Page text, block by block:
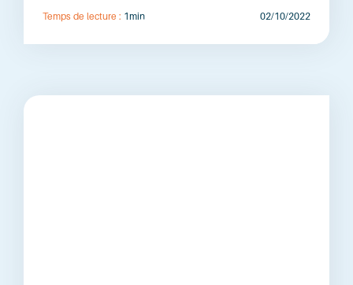
Temps de lecture : 1min 02/10/2022